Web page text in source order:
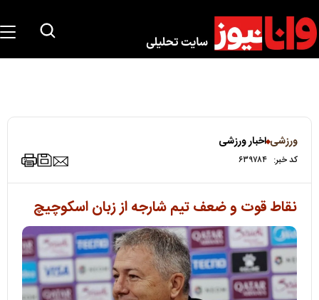
ورزشی اخبار ورزشی
کد خبر: ۶۳۹۷۸۴
نقاط قوت و ضعف تیم شارجه از زبان اسکوچیچ